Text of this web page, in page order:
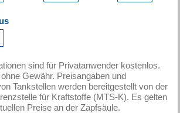
sind für Privatanwender kostenlos.
Gewähr. Preisangaben und
Tankstellen werden bereitgestellt von der
für Kraftstoffe (MTS-K). Es gelten
Preise an der Zapfsäule.